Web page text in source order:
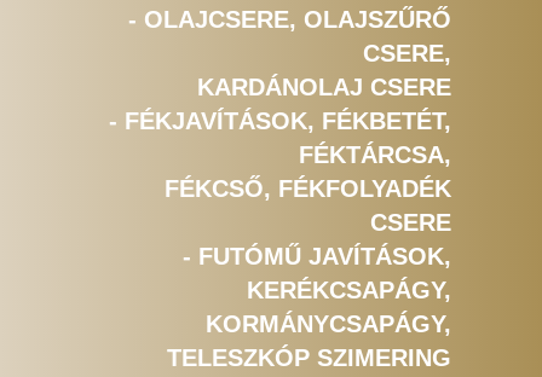
- OLAJCSERE, OLAJSZŰRŐ
CSERE,
KARDÁNOLAJ CSERE
- FÉKJAVÍTÁSOK, FÉKBETÉT,
FÉKTÁRCSA,
FÉKCSŐ, FÉKFOLYADÉK
CSERE
- FUTÓMŰ JAVÍTÁSOK,
KERÉKCSAPÁGY,
KORMÁNYCSAPÁGY,
TELESZKÓP SZIMERING